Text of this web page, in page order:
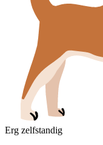
Erg zelfstandig